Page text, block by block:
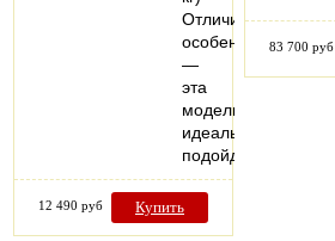
Отличительная
особенность
—
эта
модель
идеально
подойдет…
12 490 руб Купить
83 700 руб